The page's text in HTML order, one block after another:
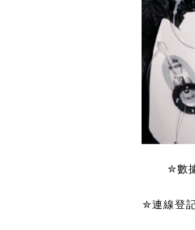
✮數
✮連線登